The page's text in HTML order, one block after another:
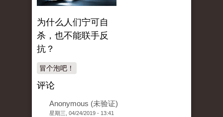
为什么人们宁可自
杀，也不能联手反
抗？
冒个泡吧！
评论
Anonymous (未验证)
星期三, 04/24/2019 - 13:41